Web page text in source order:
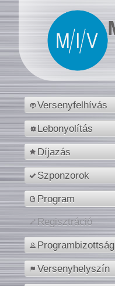
Versenyfelhívás
Lebonyolítás
Díjazás
Szponzorok
Program
Regisztráció
Programbizottság
Versenyhelyszín